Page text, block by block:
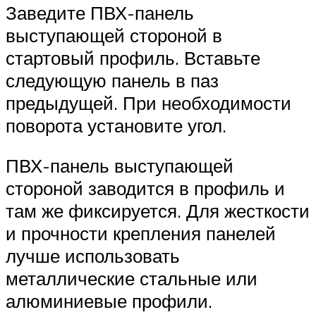
Заведите ПВХ-панель
выступающей стороной в
стартовый профиль. Вставьте
следующую панель в паз
предыдущей. При необходимости
поворота установите угол.
ПВХ-панель выступающей
стороной заводится в профиль и
там же фиксируется. Для жесткости
и прочности крепления панелей
лучше использовать
металлические стальные или
алюминиевые профили.